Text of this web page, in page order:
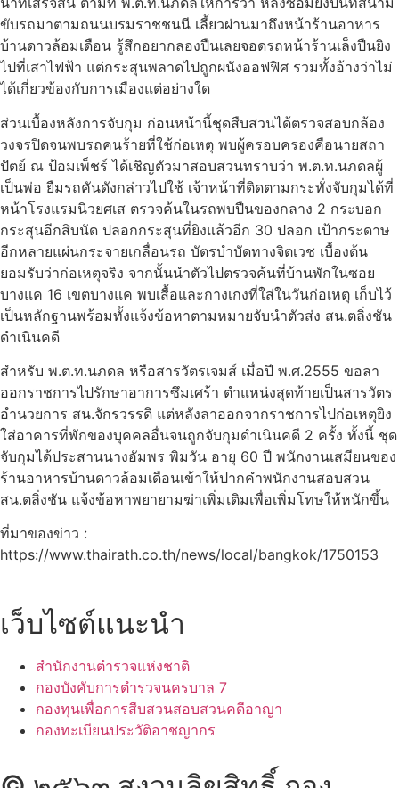
ขับรถมาตามถนนบรมราชชนนี เลี้ยวผ่านมาถึงหน้าร้านอาหาร
บ้านดาวล้อมเดือน รู้สึกอยากลองปืนเลยจอดรถหน้าร้านเล็งปืนยิง
ไปที่เสาไฟฟ้า แต่กระสุนพลาดไปถูกผนังออฟฟิศ รวมทั้งอ้างว่าไม่
ได้เกี่ยวข้องกับการเมืองแต่อย่างใด
ส่วนเบื้องหลังการจับกุม ก่อนหน้านี้ชุดสืบสวนได้ตรวจสอบกล้อง
วงจรปิดจนพบรถคนร้ายที่ใช้ก่อเหตุ พบผู้ครอบครองคือนายสถา
ปัตย์ ณ ป้อมเพ็ชร์ ได้เชิญตัวมาสอบสวนทราบว่า พ.ต.ท.นภดลผู้
เป็นพ่อ ยืมรถคันดังกล่าวไปใช้ เจ้าหน้าที่ติดตามกระทั่งจับกุมได้ที่
หน้าโรงแรมนิวยศเส ตรวจค้นในรถพบปืนของกลาง 2 กระบอก
กระสุนอีกสิบนัด ปลอกกระสุนที่ยิงแล้วอีก 30 ปลอก เป้ากระดาษ
อีกหลายแผ่นกระจายเกลื่อนรถ บัตรบำบัดทางจิตเวช เบื้องต้น
ยอมรับว่าก่อเหตุจริง จากนั้นนำตัวไปตรวจค้นที่บ้านพักในซอย
บางแค 16 เขตบางแค พบเสื้อและกางเกงที่ใส่ในวันก่อเหตุ เก็บไว้
เป็นหลักฐานพร้อมทั้งแจ้งข้อหาตามหมายจับนำตัวส่ง สน.ตลิ่งชัน
ดำเนินคดี
สำหรับ พ.ต.ท.นภดล หรือสารวัตรเจมส์ เมื่อปี พ.ศ.2555 ขอลา
ออกราชการไปรักษาอาการซึมเศร้า ตำแหน่งสุดท้ายเป็นสารวัตร
อำนวยการ สน.จักรวรรดิ แต่หลังลาออกจากราชการไปก่อเหตุยิง
ใส่อาคารที่พักของบุคคลอื่นจนถูกจับกุมดำเนินคดี 2 ครั้ง ทั้งนี้ ชุด
จับกุมได้ประสานนางอัมพร พิมวัน อายุ 60 ปี พนักงานเสมียนของ
ร้านอาหารบ้านดาวล้อมเดือนเข้าให้ปากคำพนักงานสอบสวน
สน.ตลิ่งชัน แจ้งข้อหาพยายามฆ่าเพิ่มเติมเพื่อเพิ่มโทษให้หนักขึ้น
ที่มาของข่าว :
https://www.thairath.co.th/news/local/bangkok/1750153
เว็บไซต์แนะนำ
สำนักงานตำรวจแห่งชาติ
กองบังคับการตำรวจนครบาล 7
กองทุนเพื่อการสืบสวนสอบสวนคดีอาญา
กองทะเบียนประวัติอาชญากร